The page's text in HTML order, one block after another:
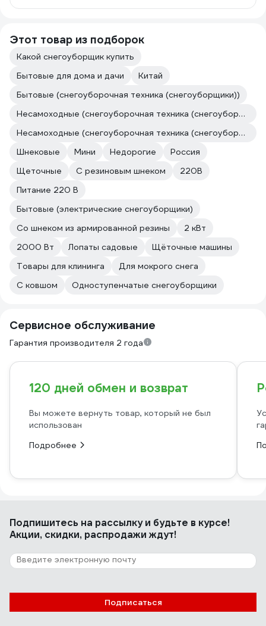
ручку к основному блоку, пожужжал и
провод из коннектора. Он еще залит
был чем-то полутвердым, задолбался
провода, пропаял для верности, залил
силиконом, можно дергать. Но
хотелось бы, что бы поводов
отсоединять узлы больше не
пару зим отработает, то сэкономит
мне столько времени и сил, что
Этот товар из подборок
Какой снегоуборщик купить
Бытовые для дома и дачи
Китай
Бытовые (снегоуборочная техника (снегоуборщики))
Несамоходные (снегоуборочная техника (снегоуборщики))
Несамоходные (снегоуборочная техника (снегоуборщики))
Шнековые
Мини Недорогие
Россия
Щеточные
С резиновым шнеком
220В
Питание 220 В
Бытовые (электрические снегоуборщики)
Со шнеком из армированной резины
2 кВт
2000 Вт
Лопаты садовые
Щёточные машины
Товары для клининга
Для мокрого снега
С ковшом
Одноступенчатые снегоуборщики
Сервисное обслуживание
Гарантия производителя 2 года
120 дней обмен и возврат
Вы можете вернуть товар, который не был
использован
Подробнее
Подпишитесь на рассылкуи будьте в курсе!
Акции, скидки, распродажи ждут!
Подписаться